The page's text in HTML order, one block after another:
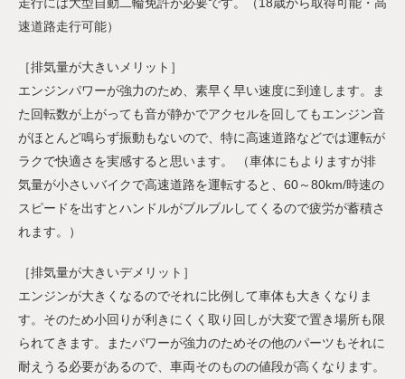
速道路走行可能）
［排気量が大きいメリット］
エンジンパワーが強力のため、素早く早い速度に到達します。ま
た回転数が上がっても音が静かでアクセルを回してもエンジン音
がほとんど鳴らず振動もないので、特に高速道路などでは運転が
ラクで快適さを実感すると思います。 （車体にもよりますが排
気量が小さいバイクで高速道路を運転すると、60～80km/時速の
スピードを出すとハンドルがブルブルしてくるので疲労が蓄積さ
れます。）
［排気量が大きいデメリット］
エンジンが大きくなるのでそれに比例して車体も大きくなりま
す。そのため小回りが利きにくく取り回しが大変で置き場所も限
られてきます。またパワーが強力のためその他のパーツもそれに
耐えうる必要があるので、車両そのものの値段が高くなります。